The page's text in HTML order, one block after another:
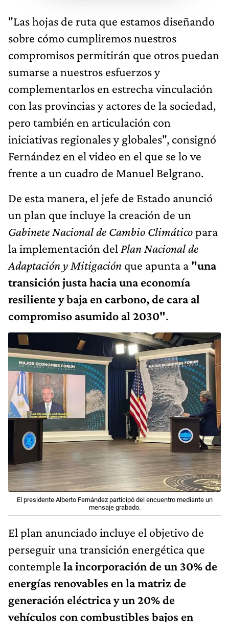
"Las hojas de ruta que estamos diseñando
sobre cómo cumpliremos nuestros
compromisos permitirán que otros puedan
sumarse a nuestros esfuerzos y
complementarlos en estrecha vinculación
con las provincias y actores de la sociedad,
pero también en articulación con
iniciativas regionales y globales", consignó
Fernández en el video en el que se lo ve
frente a un cuadro de Manuel Belgrano.
De esta manera, el jefe de Estado anunció
un plan que incluye la creación de un
Gabinete Nacional de Cambio Climáticopara
la implementación del Plan Nacional de
Adaptación y Mitigación que apunta a "una
transición justa hacia una economía
resiliente y baja en carbono, de cara al
compromiso asumido al 2030".
El presidente Alberto Fernández participó del encuentro mediante un
mensaje grabado.
El plan anunciado incluye el objetivo de
perseguir una transición energética que
contemple la incorporación de un 30% de
energías renovables en la matriz de
generación eléctrica y un 20% de
vehículos con combustibles bajos en